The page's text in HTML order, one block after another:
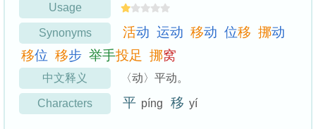
Usage
Synonyms 活动 运动 移动 位移 挪动
移位 移步 举手投足 挪窝
中文释义 〈动〉平动。
Characters 平 píng 移 yí